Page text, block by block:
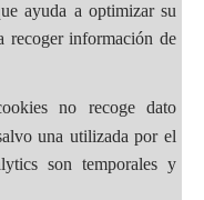
ayuda a optimizar su
recoger información de
no recoge dato
una utilizada por el
son temporales y